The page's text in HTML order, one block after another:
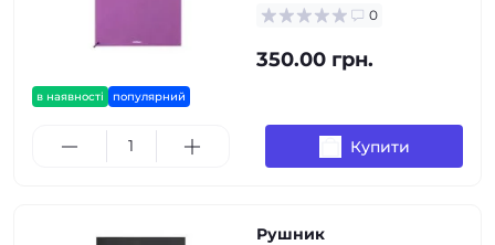
в наявності популярний
0
350.00 грн.
Купити
Рушник